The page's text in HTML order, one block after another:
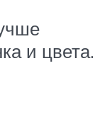
и цвета.